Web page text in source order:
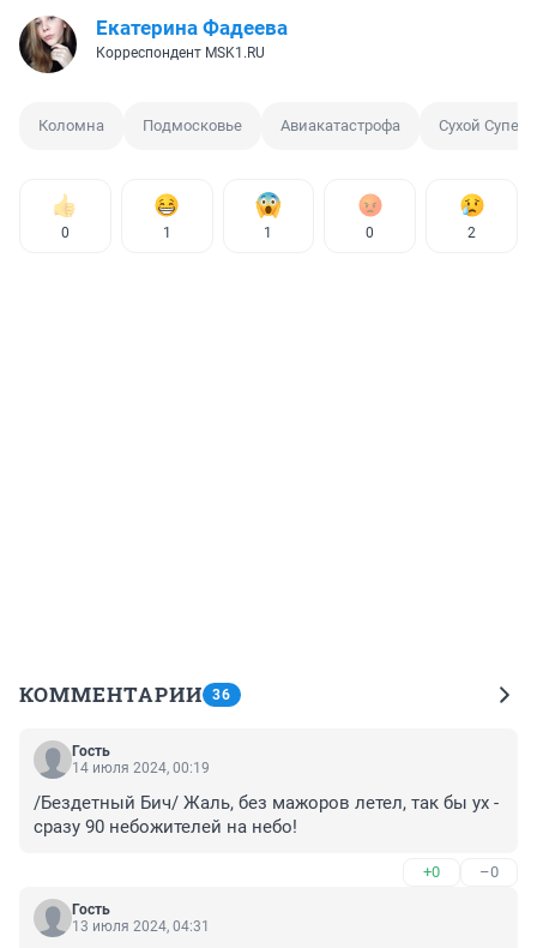
Екатерина Фадеева
Корреспондент MSK1.RU
Коломна Подмосковье Авиакатастрофа Сухой
0 1 1 0 2
КОММЕНТАРИИ 36
Гость
14 июля 2024, 00:19
/Бездетный Бич/ Жаль, без мажоров летел, так бы ух -
сразу 90 небожителей на небо!
+0 –0
Гость
13 июля 2024, 04:31